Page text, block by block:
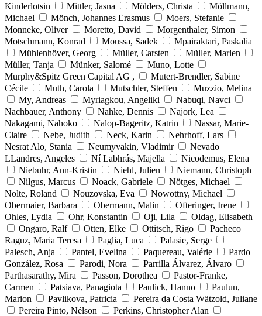
Kinderlotsin
Mittler, Jasna Mölders, Christa
Möllmann,
Michael
Mönch, Johannes Erasmus
Moers, Stefanie
Monneke, Oliver
Moretto, David
Morgenthaler, Simon
Motschmann, Konrad
Moussa, Sadek
Mpairaktari, Paskalia
Mühlenhöver, Georg
Müller, Carsten
Müller, Marlen
Müller, Tanja
Münker, Salomé
Muno, Lotte
Murphy&Spitz Green Capital AG ,
Mutert-Brendler, Sabine
Cécile
Muth, Carola Mutschler, Steffen
Muzzio, Melina
My, Andreas
Myriagkou, Angeliki
Nabuqi, Navci
Nachbauer, Anthony
Nahke, Dennis
Najork, Lea
Nakagami, Nahoko
Nalop-Bageritz, Katrin
Nassar, Marie-
Claire
Nebe, Judith Neck, Karin
Nehrhoff, Lars
Nesrat Alo, Stania
Neumyvakin, Vladimir
Nevado
LLandres, Angeles
Ní Labhrás, Majella
Nicodemus, Elena
Niebuhr, Ann-Kristin
Niehl, Julien
Niemann, Christoph
Nilgus, Marcus
Noack, Gabriele
Nötges, Michael
Nolte, Roland
Nouzovska, Eva
Nowottny, Michael
Obermaier, Barbara
Obermann, Malin
Ofteringer, Irene
Ohles, Lydia
Ohr, Konstantin Oji, Lila
Oldag, Elisabeth
Ongaro, Ralf
Otten, Elke Ottitsch, Rigo
Pacheco
Raguz, Maria Teresa
Paglia, Luca
Palasie, Serge
Palesch, Anja
Pantel, Evelina Paquereau, Valérie
Pardo
González, Rosa
Parodi, Nora
Parrilla Álvarez, Álvaro
Parthasarathy, Mira
Passon, Dorothea
Pastor-Franke,
Carmen
Patsiava, Panagiota Paulick, Hanno
Paulun,
Marion
Pavlikova, Patricia
Pereira da Costa Wätzold, Juliane
Pereira Pinto, Nélson
Perkins, Christopher Alan